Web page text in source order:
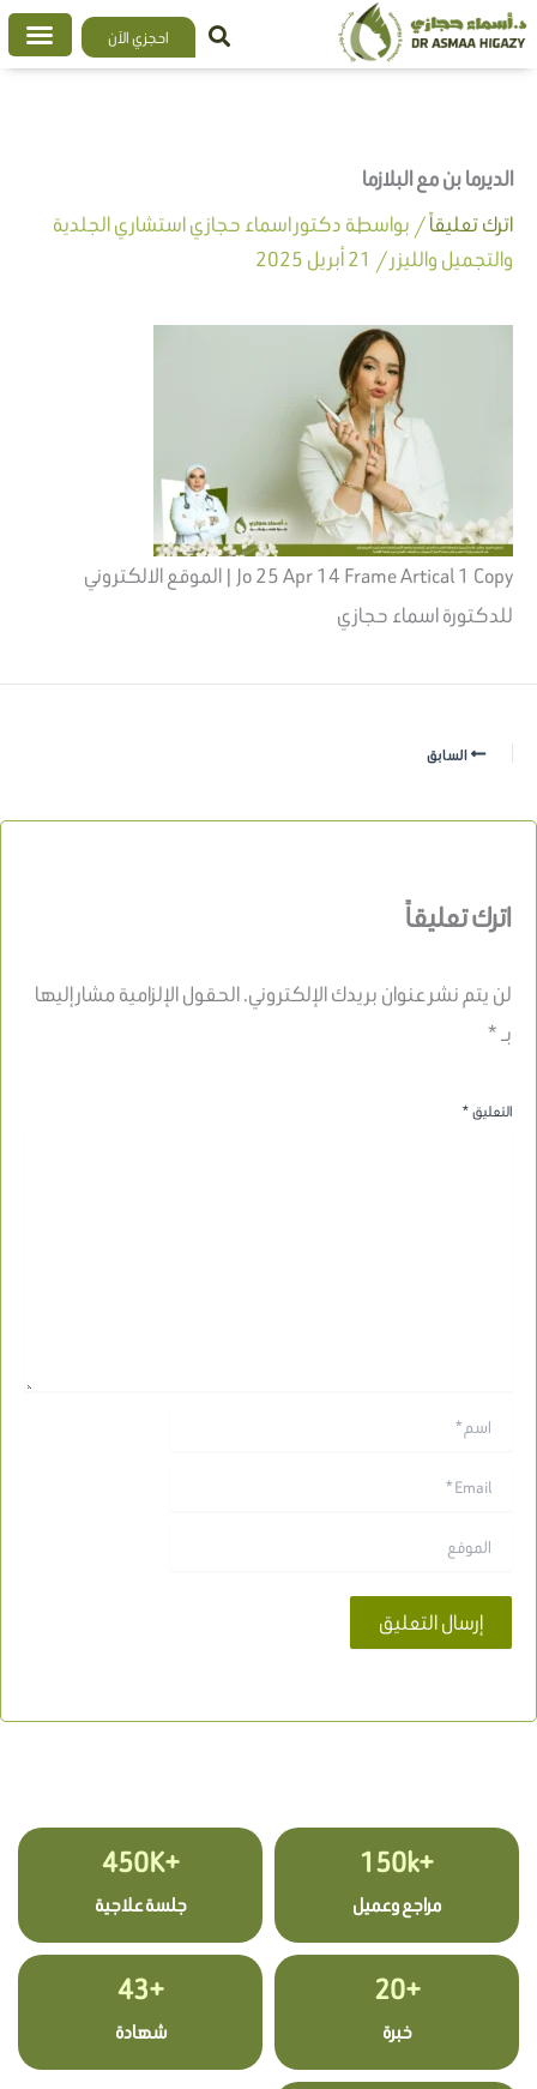
تخطي
إلى
احجزي الآن
الديرما بن مع البلازما
اترك تعليقاً/ بواسطة دكتور اسماء حجازي استشاري الجلدية
والتجميل والليزر/ 21 أبريل 2025
Jo 25 Apr 14 Frame Artical 1 Copy | الموقع الالكتروني
للدكتورة اسماء حجازي
السابق
اترك تعليقاً
لن يتم نشر عنوان بريدك الإلكتروني.الحقول الإلزامية مشار إليها
بـ*
التعليق*
+150k
مراجع وعميل
+450K
جلسة علاجية
+20
خبرة
+43
شهادة